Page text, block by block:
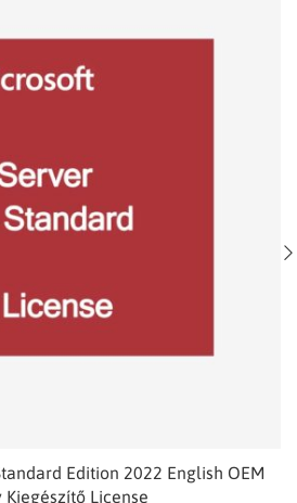
Edition 2022 English OEM
License